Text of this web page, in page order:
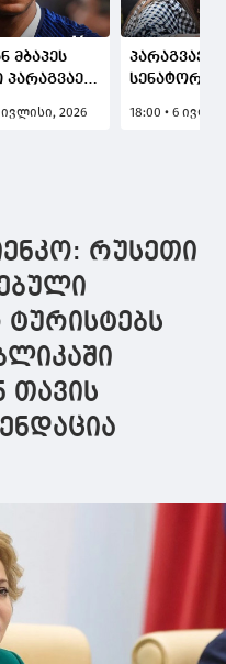
მბაპეს
პარაგვაელ
ქალი
ივლისი, 2026
სენატორი
ველურმა
არსებები,
იყვნენ“
18:00 • 6
რუსეთი
ტურისტებს
თავის